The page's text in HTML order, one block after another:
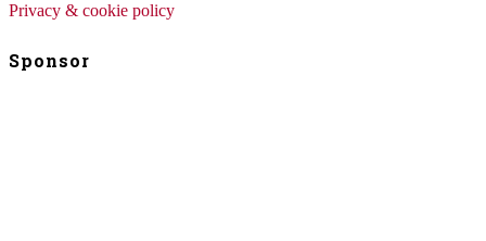
Privacy & cookie policy
Sponsor